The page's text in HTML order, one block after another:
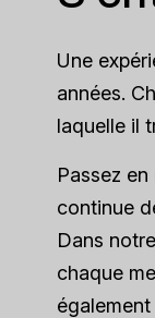
Une
années.
laquelle il
Passez
continue
Dans
chaque